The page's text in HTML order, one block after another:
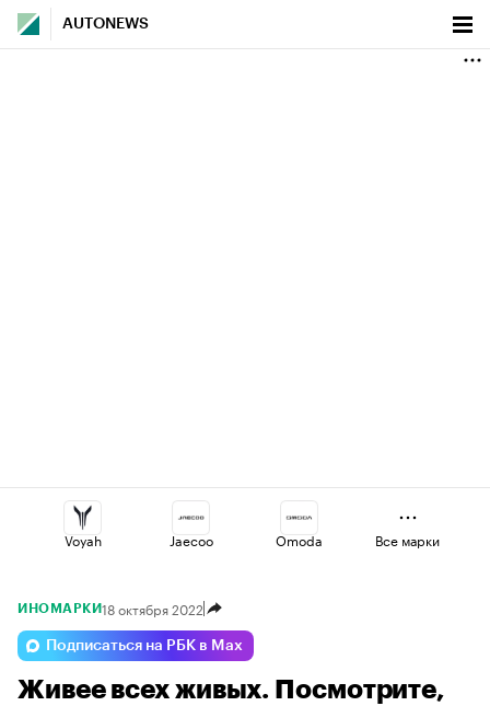
AUTONEWS
Voyah Jaecoo Omoda
Geely Haval
Lada Esteo Volga
Все марки
ИНОМАРКИ18 октября 2022
Подписаться на РБК в Max
Живее всех живых. Посмотрите,